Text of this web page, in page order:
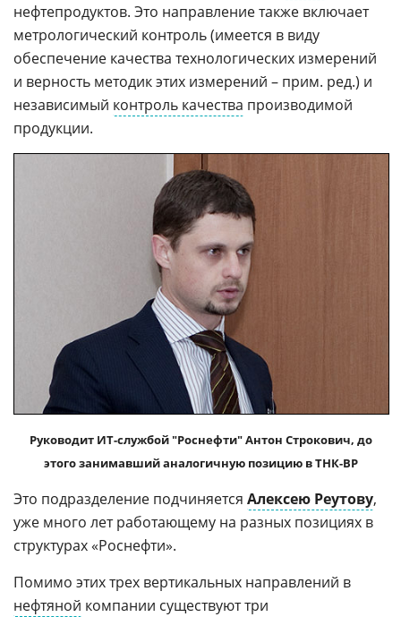
нефтепродуктов. Это направление также включает
метрологический контроль (имеется в виду
обеспечение качества технологических измерений
и верность методик этих измерений – прим. ред.) и
независимый контроль качества производимой
продукции.
Руководит ИТ-службой "Роснефти" Антон Строкович, до
этого занимавший аналогичную позицию в ТНК-BP
Это подразделение подчиняется Алексею Реутову,
уже много лет работающему на разных позициях в
структурах «Роснефти».
Помимо этих трех вертикальных направлений в
нефтяной компании существуют три